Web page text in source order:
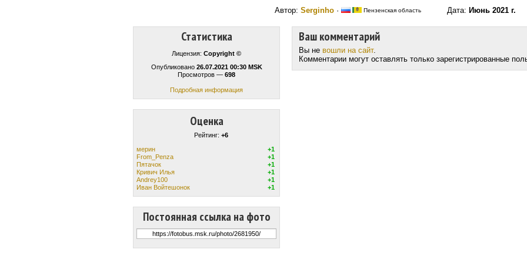
Автор: Serginho · Пензенская область Дата: Июнь 2021 г.
Статистика
Лицензия: Copyright ©
Опубликовано 26.07.2021 00:30 MSK
Просмотров — 698
Подробная информация
Оценка
Рейтинг: +6
мерин
+1
From_Penza
+1
Пятачок
+1
Кривич Илья
+1
Andrey100
+1
Иван Войтешонок
+1
Постоянная ссылка на фото
Ваш комментарий
Вы не вошли на сайт.
Комментарии могут оставлять только зарегистрированные